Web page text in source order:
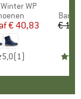
WP
prijs
€ 40,83
5,0(1)
€